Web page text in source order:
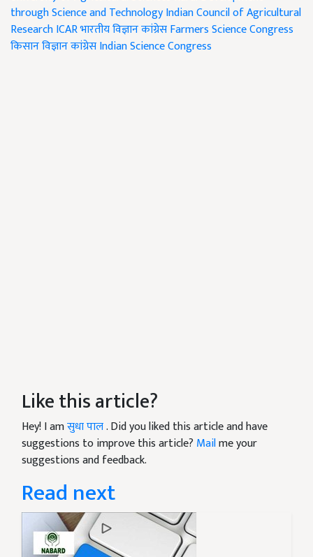
through Science and TechnologyIndian Council of Agricultural
ResearchICARभारतीय विज्ञान कांग्रेसFarmers Science Congress
किसान विज्ञान कांग्रेसIndian Science Congress
Like this article?
Hey! I amसुधा पाल. Did you liked this article and have
suggestions to improve this article? Mailme your
suggestions and feedback.
Read next